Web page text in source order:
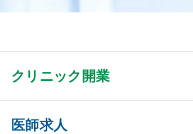
クリニック開業
クリニック開業 TOP
医師求人